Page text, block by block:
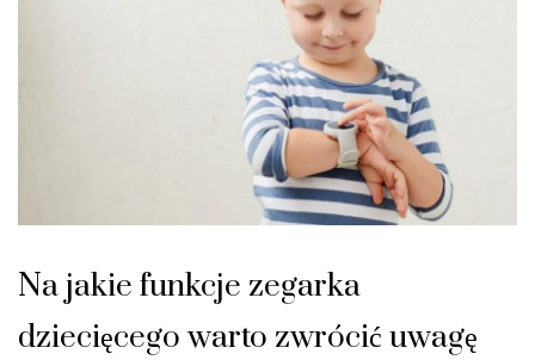
Na jakie funkcje zegarka
dziecięcego warto zwrócić uwagę